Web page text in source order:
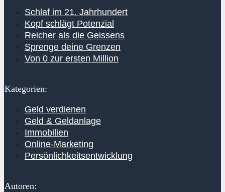
Schlaf im 21. Jahrhundert
Kopf schlägt Potenzial
Reicher als die Geissens
Sprenge deine Grenzen
Von 0 zur ersten Million
Kategorien:
Geld verdienen
Geld & Geldanlage
Immobilien
Online-Marketing
Persönlichkeitsentwicklung
Autoren: